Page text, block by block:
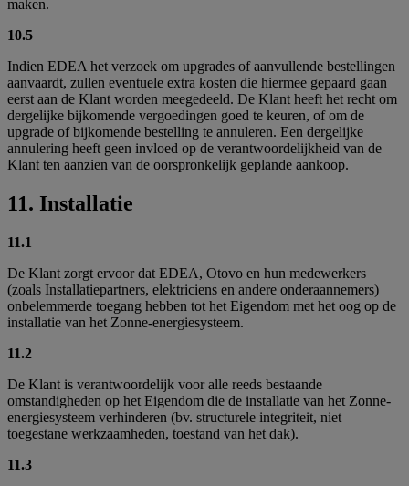
maken.
10.5
Indien EDEA het verzoek om upgrades of aanvullende bestellingen
aanvaardt, zullen eventuele extra kosten die hiermee gepaard gaan
eerst aan de Klant worden meegedeeld. De Klant heeft het recht om
dergelijke bijkomende vergoedingen goed te keuren, of om de
upgrade of bijkomende bestelling te annuleren. Een dergelijke
annulering heeft geen invloed op de verantwoordelijkheid van de
Klant ten aanzien van de oorspronkelijk geplande aankoop.
11. Installatie
11.1
De Klant zorgt ervoor dat EDEA, Otovo en hun medewerkers
(zoals Installatiepartners, elektriciens en andere onderaannemers)
onbelemmerde toegang hebben tot het Eigendom met het oog op de
installatie van het Zonne-energiesysteem.
11.2
De Klant is verantwoordelijk voor alle reeds bestaande
omstandigheden op het Eigendom die de installatie van het Zonne-
energiesysteem verhinderen (bv. structurele integriteit, niet
toegestane werkzaamheden, toestand van het dak).
11.3